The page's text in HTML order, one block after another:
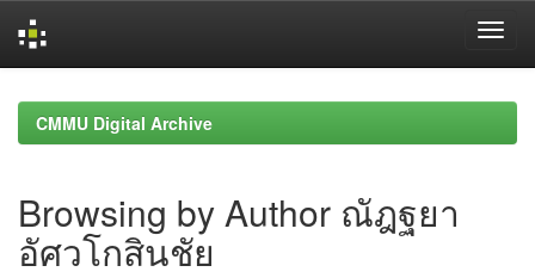
navigationCMMU Digital Archive
Browsing by Author ณัฎฐยา
อัศวโกสินชัย